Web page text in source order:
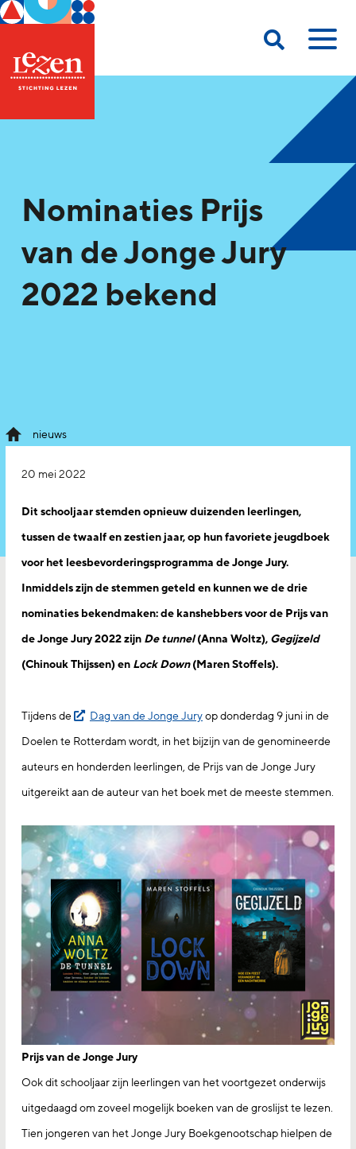
Nominaties Prijs
van de Jonge Jury
2022 bekend
nieuws
20 mei 2022
Dit schooljaar stemden opnieuw duizenden leerlingen,
tussen de twaalf en zestien jaar, op hun favoriete jeugdboek
voor het leesbevorderingsprogramma de Jonge Jury.
Inmiddels zijn de stemmen geteld en kunnen we de drie
nominaties bekendmaken: de kanshebbers voor de Prijs van
de Jonge Jury 2022 zijn De tunnel(Anna Woltz), Gegijzeld
(Chinouk Thijssen) en Lock Down(Maren Stoffels).
Tijdens de Dag van de Jonge Juryop donderdag 9 juni in de
Doelen te Rotterdam wordt, in het bijzijn van de genomineerde
auteurs en honderden leerlingen, de Prijs van de Jonge Jury
uitgereikt aan de auteur van het boek met de meeste stemmen.
Prijs van de Jonge Jury
Ook dit schooljaar zijn leerlingen van het voortgezet onderwijs
uitgedaagd om zoveel mogelijk boeken van de groslijst te lezen.
Tien jongeren van het Jonge Jury Boekgenootschap hielpen de